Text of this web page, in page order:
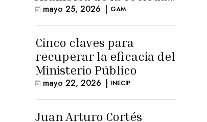
Civil
mayo 25, 2026 | GAM
Cinco claves para
recuperar la eficacia del
Ministerio Público
mayo 22, 2026 | INECIP
Juan Arturo Cortés